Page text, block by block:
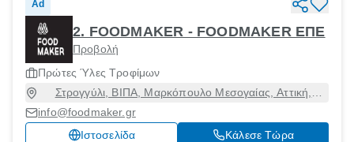
Ad
2. FOODMAKER - FOODMAKER ΕΠΕ
Προβολή
Πρώτες Ύλες Τροφίμων
Στρογγύλι, ΒΙΠΑ, Μαρκόπουλο Μεσογαίας, Αττική,
info@foodmaker.gr
Ιστοσελίδα
Κάλεσε Τώρα